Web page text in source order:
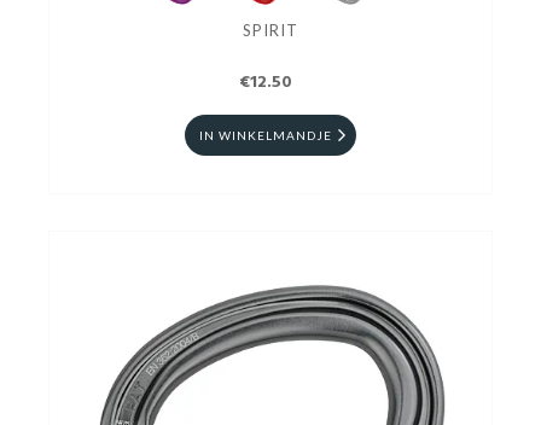
SPIRIT
€12.50
IN WINKELMANDJE